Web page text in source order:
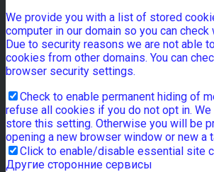
We provide you with a list of stored
computer in our domain so you can check
Due to security reasons we are not able
cookies from other domains. You can
browser security settings.
Check to enable permanent hiding of
refuse all cookies if you do not opt in.
store this setting. Otherwise you will be
opening a new browser window or new a
Click to enable/disable essential site
Другие сторонние сервисы